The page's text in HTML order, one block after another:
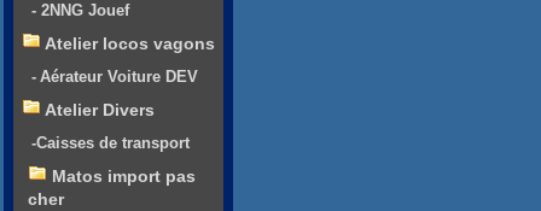
- 2NNG Jouef
Atelier locos vagons
- Aérateur Voiture DEV
Atelier Divers
-Caisses de transport
Matos import pas
cher